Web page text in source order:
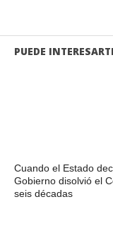
PUEDE
Cuando el Estado
Gobierno disolvió el
seis décadas